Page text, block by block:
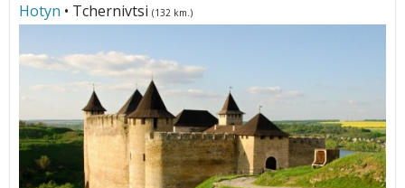
Hotyn • Tchernivtsi (132 km.)